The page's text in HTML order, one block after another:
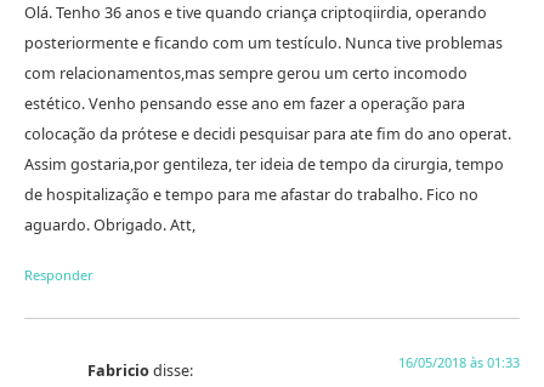
Olá. Tenho 36 anos e tive quando criança criptoqiirdia, operando
posteriormente e ficando com um testículo. Nunca tive problemas
com relacionamentos,mas sempre gerou um certo incomodo
estético. Venho pensando esse ano em fazer a operação para
colocação da prótese e decidi pesquisar para ate fim do ano operat.
Assim gostaria,por gentileza, ter ideia de tempo da cirurgia, tempo
de hospitalização e tempo para me afastar do trabalho. Fico no
aguardo. Obrigado. Att,
Responder
Fabriciodisse: 16/05/2018 às 01:33